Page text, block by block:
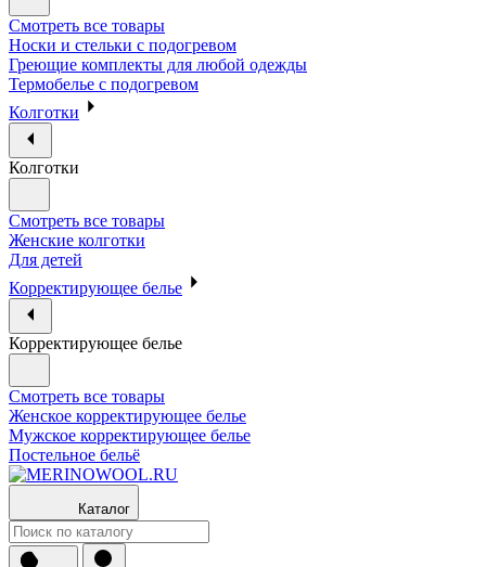
Смотреть все товары
Носки и стельки с подогревом
Греющие комплекты для любой одежды
Термобелье с подогревом
Колготки
Колготки
Смотреть все товары
Женские колготки
Для детей
Корректирующее белье
Корректирующее белье
Смотреть все товары
Женское корректирующее белье
Мужское корректирующее белье
Постельное бельё
Каталог